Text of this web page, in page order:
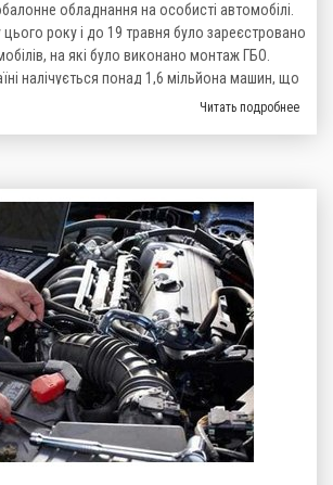
обладнання на особисті автомобілі.
цього року і до 19 травня було зареєстровано
на які було виконано монтаж ГБО.
налічується понад 1,6 мільйона машин, що
газі. Такі дані надані Головним
Внутрішніх справ України.
Читать подробнее